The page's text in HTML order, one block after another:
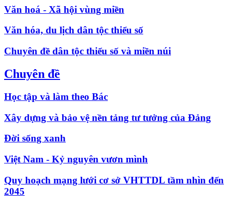
Văn hoá - Xã hội vùng miền
Văn hóa, du lịch dân tộc thiểu số
Chuyên đề dân tộc thiểu số và miền núi
Chuyên đề
Học tập và làm theo Bác
Xây dựng và bảo vệ nền tảng tư tưởng của Đảng
Đời sống xanh
Việt Nam - Kỷ nguyên vươn mình
Quy hoạch mạng lưới cơ sở VHTTDL tầm nhìn đến
2045